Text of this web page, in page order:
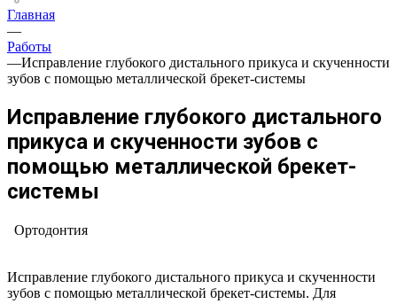
Главная
—
Работы
—Исправление глубокого дистального прикуса и скученности
зубов с помощью металлической брекет-системы
Исправление глубокого дистального
прикуса и скученности зубов с
помощью металлической брекет-
системы
Ортодонтия
Исправление глубокого дистального прикуса и скученности
зубов с помощью металлической брекет-системы. Для